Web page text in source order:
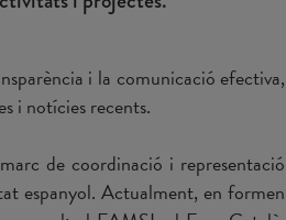
i la comunicació efectiva,
i notícies recents.
de coordinació i representació
espanyol. Actualment, en formen